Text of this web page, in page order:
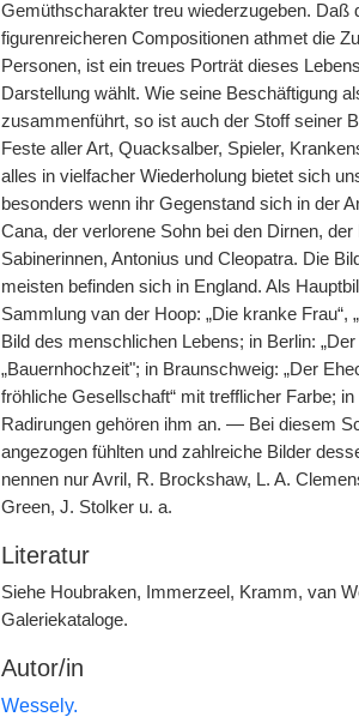
Gemüthscharakter treu wiederzugeben. Daß
figurenreicheren Compositionen athmet die
Personen, ist ein treues Porträt dieses
Darstellung wählt. Wie seine Beschäftigung
zusammenführt, so ist auch der Stoff seiner
Feste aller Art, Quacksalber, Spieler,
alles in vielfacher Wiederholung bietet sich
besonders wenn ihr Gegenstand sich in der
Cana, der verlorene Sohn bei den Dirnen,
Sabinerinnen, Antonius und Cleopatra. Die
meisten befinden sich in England. Als
Sammlung van der Hoop: „Die kranke
Bild des menschlichen Lebens; in Berlin:
„Bauernhochzeit"; in Braunschweig: „Der
fröhliche Gesellschaft“ mit trefflicher Farbe;
Radirungen gehören ihm an. — Bei diesem
angezogen fühlten und zahlreiche Bilder
nennen nur Avril, R. Brockshaw, L. A.
Green, J. Stolker u. a.
Literatur
Siehe Houbraken, Immerzeel, Kramm, van
Galeriekataloge.
Autor/in
Wessely.